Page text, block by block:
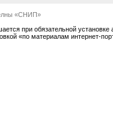
«СНИП»
при обязательной установке
«по материалам интернет-